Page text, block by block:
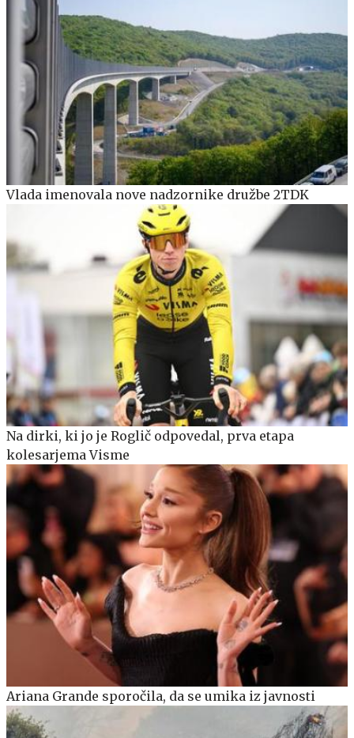
Vlada imenovala nove nadzornike družbe 2TDK
Na dirki, ki jo je Roglič odpovedal, prva etapa
kolesarjema Visme
Ariana Grande sporočila, da se umika iz javnosti